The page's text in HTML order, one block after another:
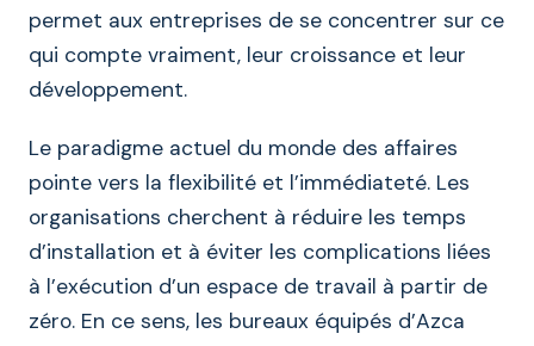
permet aux entreprises de se concentrer sur ce
qui compte vraiment, leur croissance et leur
développement.
Le paradigme actuel du monde des affaires
pointe vers la flexibilité et l’immédiateté. Les
organisations cherchent à réduire les temps
d’installation et à éviter les complications liées
à l’exécution d’un espace de travail à partir de
zéro. En ce sens, les bureaux équipés d’Azca